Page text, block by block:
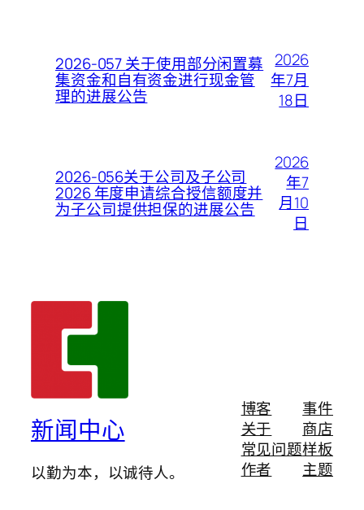
2026-057 关于使用部分闲置募
集资金和自有资金进行现金管
理的进展公告
2026
年7月
18日
2026-056关于公司及子公司
2026 年度申请综合授信额度并
为子公司提供担保的进展公告
2026
年7
月10
日
新闻中心
以勤为本，以诚待人。
博客
关于
常见问题
作者
事件
商店
样板
主题